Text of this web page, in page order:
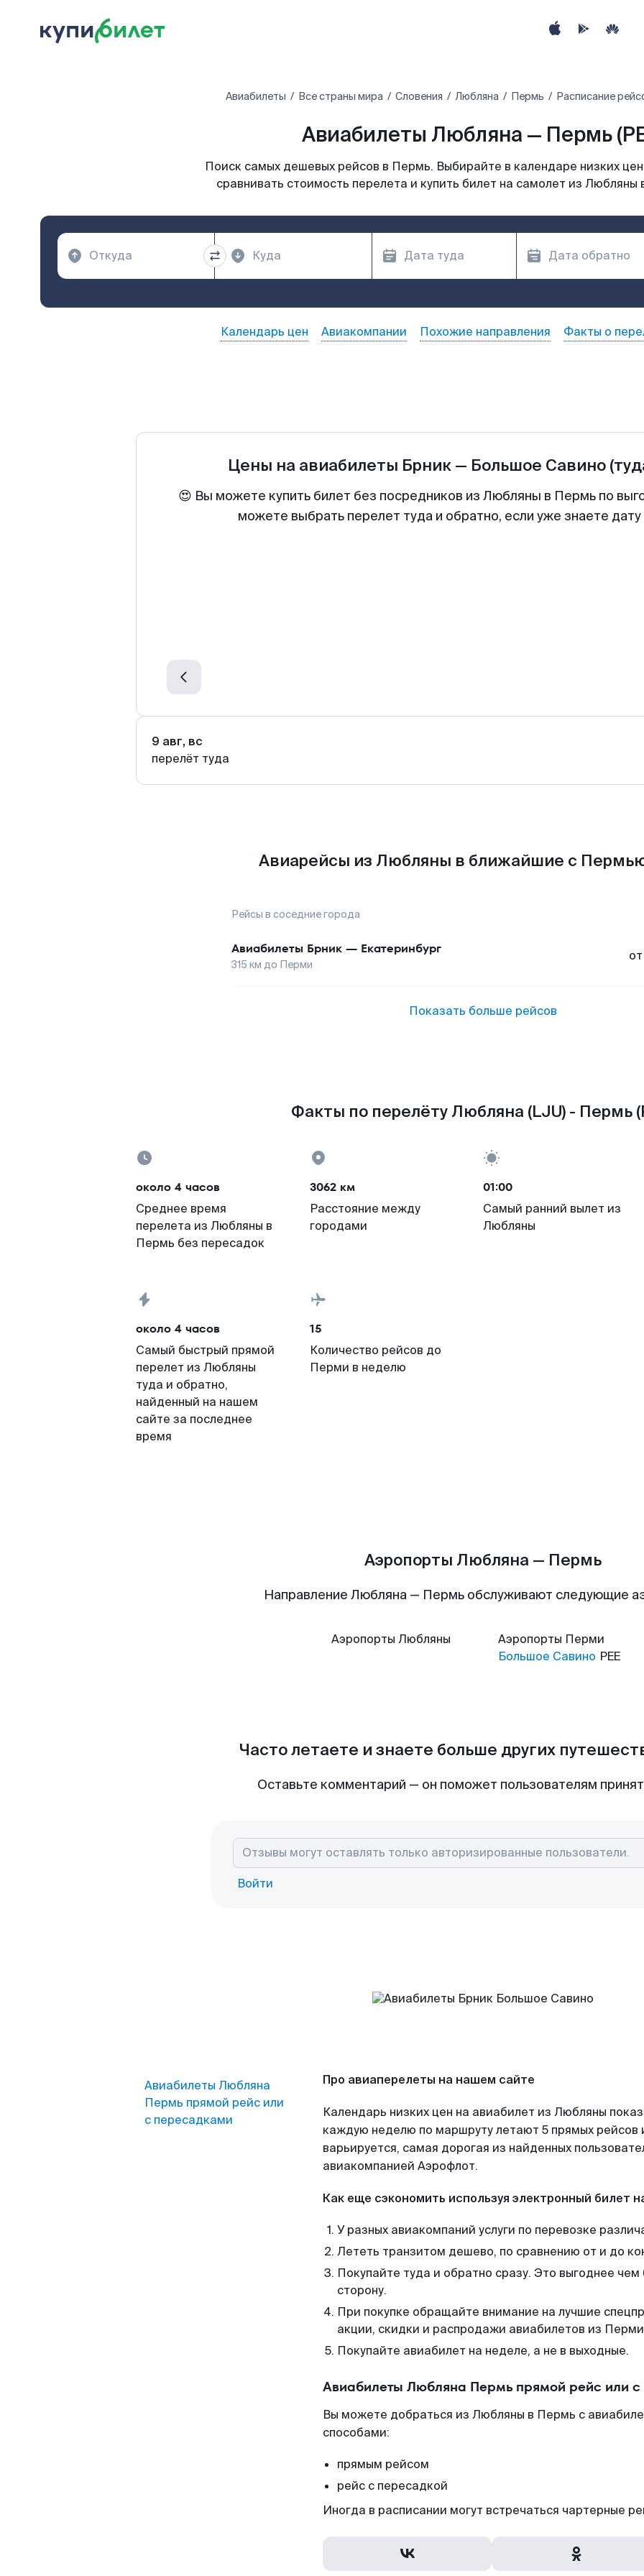
Авиабилеты Все страны мира Словения Любляна Пермь Расписание
Авиабилеты Любляна — Пермь
Поиск самых дешевых рейсов в Пермь. Выбирайте в календаре низких
сравнивать стоимость перелета и купить билет на самолет из
Календарь цен Авиакомпании Похожие направления Факты о
Цены на авиабилеты Брник — Большое Савино
😍 Вы можете купить билет без посредников из Любляны в Пермь по
можете выбрать перелет туда и обратно, если уже знаете
9 авг, вс
перелёт туда
Авиарейсы из Любляны в ближайшие с
Рейсы в соседние города
Авиабилеты Брник — Екатеринбург
315 км до Перми
от
Показать больше рейсов
Факты по перелёту Любляна (LJU) - Пермь
около 4 часов
Среднее время
перелета из Любляны в
Пермь без пересадок
3062 км
Расстояние между
городами
01:00
Самый ранний вылет из
Любляны
около 4 часов
Самый быстрый прямой
перелет из Любляны
туда и обратно,
найденный на нашем
сайте за последнее
время
15
Количество рейсов до
Перми в неделю
Аэропорты Любляна — Пермь
Направление Любляна — Пермь обслуживают следующие
Аэропорты Любляны Аэропорты Перми
Большое Савино PEE
Часто летаете и знаете больше других
Оставьте комментарий — он поможет пользователям
Войти
Авиабилеты Любляна
Пермь прямой рейс или
с пересадками
Про авиаперелеты на нашем сайте
Календарь низких цен на авиабилет из Любляны
каждую неделю по маршруту летают 5 прямых рейсов
варьируется, самая дорогая из найденных
авиакомпанией Аэрофлот.
Как еще сэкономить используя электронный билет
У разных авиакомпаний услуги по перевозке
Лететь транзитом дешево, по сравнению от и до
Покупайте туда и обратно сразу. Это выгоднее
сторону.
При покупке обращайте внимание на лучшие
акции, скидки и распродажи авиабилетов из
Покупайте авиабилет на неделе, а не в выходные.
Авиабилеты Любляна Пермь прямой рейс или
Вы можете добраться из Любляны в Пермь с
способами:
прямым рейсом
рейс с пересадкой
Иногда в расписании могут встречаться чартерные